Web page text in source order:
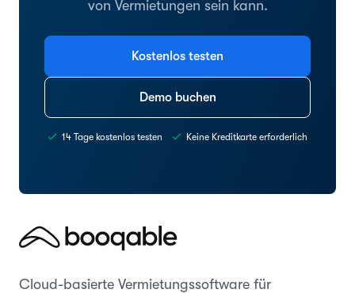
von Vermietungen sein kann.
Kostenlos testen
Demo buchen
14 Tage kostenlos testen Keine Kreditkarte erforderlich
Cloud-basierte Vermietungssoftware für